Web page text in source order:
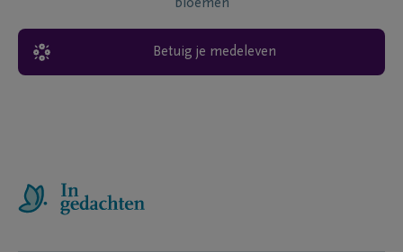
bloemen
Betuig je medeleven